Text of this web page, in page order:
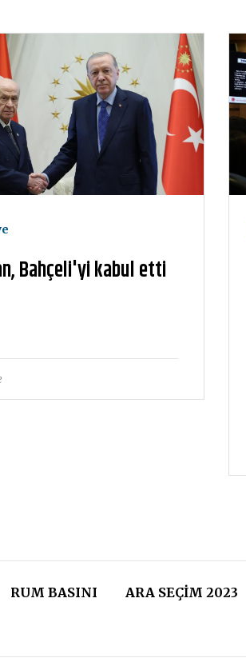
Bahçeli'yi kabul etti
RUM BASINI ARA SEÇIM 2023